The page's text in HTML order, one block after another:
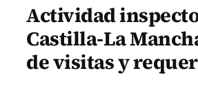
Actividad
Castilla-La
de visitas y